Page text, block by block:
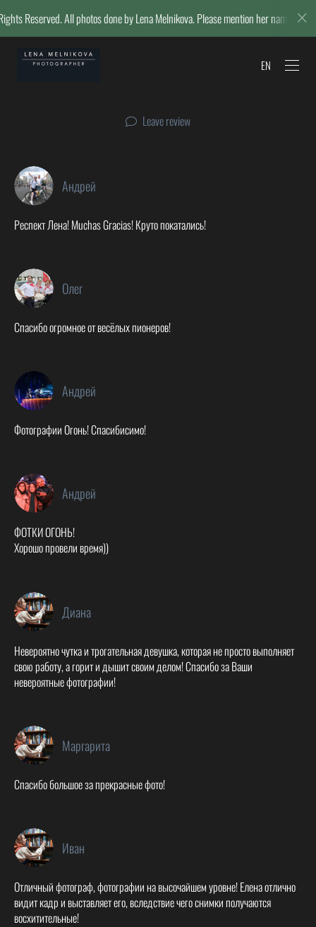
All photos done by Lena Melnikova. Please mention her name if
EN
Leave review
Андрей
Респект Лена! Muchas Gracias! Круто покатались!
Олег
Спасибо огромное от весёлых пионеров!
Андрей
Фотографии Огонь! Спасибисимо!
Андрей
ФОТКИ ОГОНЬ!
Хорошо провели время))
Диана
Невероятно чутка и трогательная девушка, которая не просто выполняет
свою работу, а горит и дышит своим делом! Спасибо за Ваши
невероятные фотографии!
Маргарита
Спасибо большое за прекрасные фото!
Иван
Отличный фотограф, фотографии на высочайшем уровне! Елена отлично
видит кадр и выставляет его, вследствие чего снимки получаются
восхитительные!